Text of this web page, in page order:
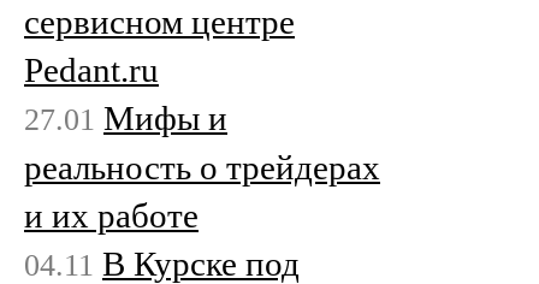
сервисном центре
Pedant.ru
27.01 Мифы и
реальность о трейдерах
и их работе
04.11 В Курске под